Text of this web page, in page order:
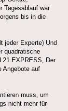
Tagesablauf war
bis in die
jeder Experte) Und
quadratische
EXPRESS, Der
Angebote auf
muss, um
nicht mehr für